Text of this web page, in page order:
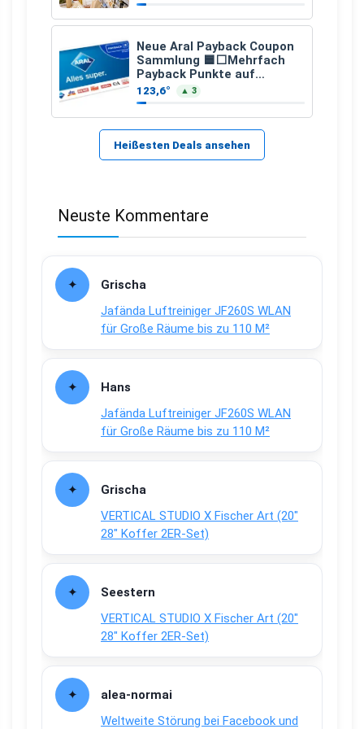
Neue Aral Payback Coupon
Sammlung 🟦⬜Mehrfach
Payback Punkte auf
Kraftstoffe und Erdgas
123,6° ▲ 3
Heißesten Deals ansehen
Neuste Kommentare
Grischa
Jafända Luftreiniger JF260S WLAN
für Große Räume bis zu 110 M²
Hans
Jafända Luftreiniger JF260S WLAN
für Große Räume bis zu 110 M²
Grischa
VERTICAL STUDIO X Fischer Art (20″
28″ Koffer 2ER-Set)
Seestern
VERTICAL STUDIO X Fischer Art (20″
28″ Koffer 2ER-Set)
alea-normai
Weltweite Störung bei Facebook und